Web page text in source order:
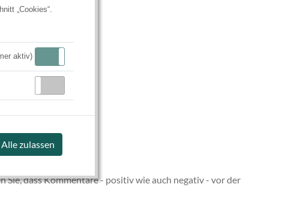
„Cookies“.
aktiv)
Alle zulassen
dass Kommentare - positiv wie auch negativ - vor der